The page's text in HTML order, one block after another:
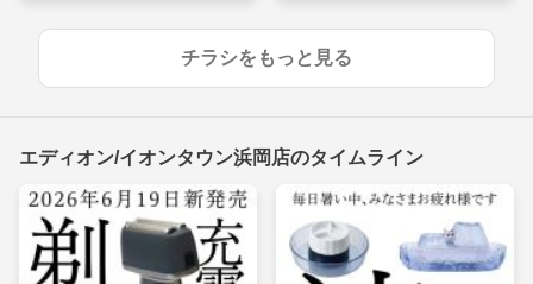
チラシをもっと見る
エディオン/イオンタウン浜岡店のタイムライン